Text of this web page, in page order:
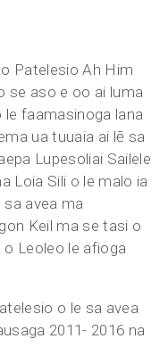
Patelesio Ah Him
se aso e oo ai luma
faamasinoga lana
ua tuuaia ai lē sa
Lupesoliai Sailele
Loia Sili o le malo ia
sa avea ma
Keil ma se tasi o
Leoleo le afioga
o le sa avea
2011- 2016 na